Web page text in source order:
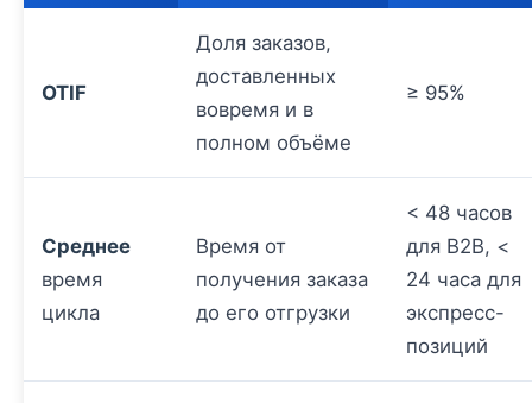
OTIF
Доля заказов,
доставленных
вовремя и в
полном объёме
≥ 95%
Среднее
время
цикла
Время от
получения заказа
до его отгрузки
< 48 часов
для B2B, <
24 часа для
экспресс-
позиций